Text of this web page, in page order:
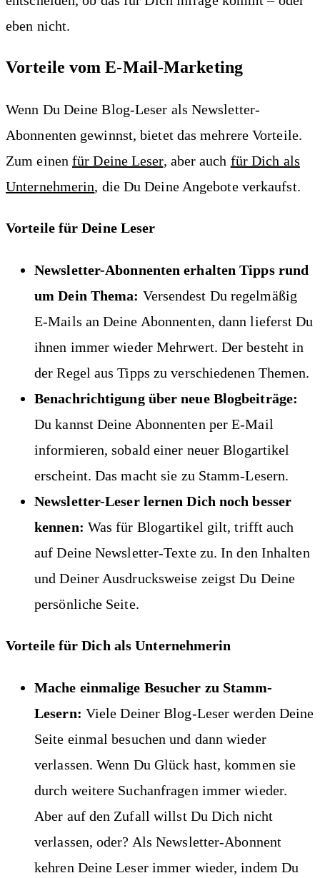
eben nicht.
Vorteile vom E-Mail-Marketing
Wenn Du Deine Blog-Leser als Newsletter-
Abonnenten gewinnst, bietet das mehrere Vorteile.
Zum einen für Deine Leser, aber auch für Dich als
Unternehmerin, die Du Deine Angebote verkaufst.
Vorteile für Deine Leser
Newsletter-Abonnenten erhalten Tipps rund
um Dein Thema: Versendest Du regelmäßig
E-Mails an Deine Abonnenten, dann lieferst Du
ihnen immer wieder Mehrwert. Der besteht in
der Regel aus Tipps zu verschiedenen Themen.
Benachrichtigung über neue Blogbeiträge:
Du kannst Deine Abonnenten per E-Mail
informieren, sobald einer neuer Blogartikel
erscheint. Das macht sie zu Stamm-Lesern.
Newsletter-Leser lernen Dich noch besser
kennen: Was für Blogartikel gilt, trifft auch
auf Deine Newsletter-Texte zu. In den Inhalten
und Deiner Ausdrucksweise zeigst Du Deine
persönliche Seite.
Vorteile für Dich als Unternehmerin
Mache einmalige Besucher zu Stamm-
Lesern: Viele Deiner Blog-Leser werden Deine
Seite einmal besuchen und dann wieder
verlassen. Wenn Du Glück hast, kommen sie
durch weitere Suchanfragen immer wieder.
Aber auf den Zufall willst Du Dich nicht
verlassen, oder? Als Newsletter-Abonnent
kehren Deine Leser immer wieder, indem Du